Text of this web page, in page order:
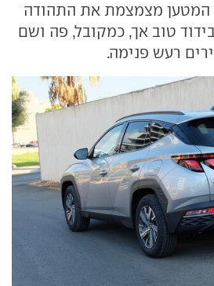
המטען מצמצמת את התהודה
טוב אך, כמקובל, פה ושם
רעש פנימה.